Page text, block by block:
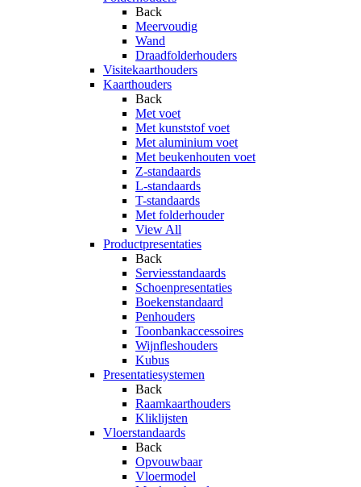
Back
Meervoudig
Wand
Draadfolderhouders
Visitekaarthouders
Kaarthouders
Back
Met voet
Met kunststof voet
Met aluminium voet
Met beukenhouten voet
Z-standaards
L-standaards
T-standaards
Met folderhouder
View All
Productpresentaties
Back
Serviesstandaards
Schoenpresentaties
Boekenstandaard
Penhouders
Toonbankaccessoires
Wijnfleshouders
Kubus
Presentatiesystemen
Back
Raamkaarthouders
Kliklijsten
Vloerstandaards
Back
Opvouwbaar
Vloermodel